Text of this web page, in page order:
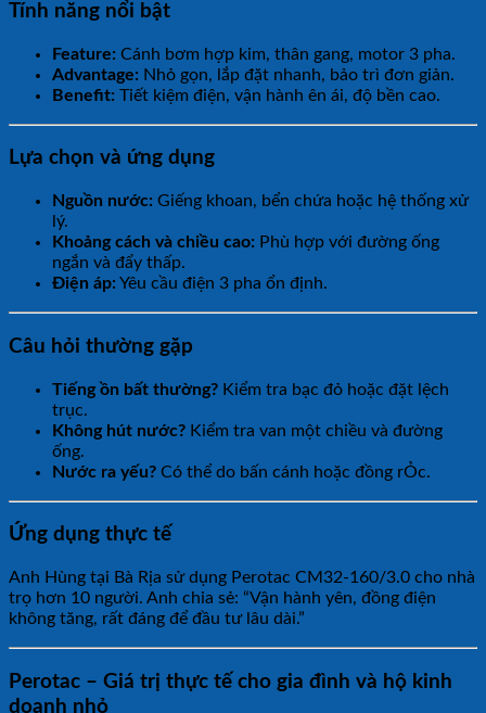
Tính năng nổi bật
Feature: Cánh bơm hợp kim, thân gang, motor 3 pha.
Advantage: Nhỏ gọn, lắp đặt nhanh, bảo trì đơn giản.
Benefit: Tiết kiệm điện, vận hành ên ái, độ bền cao.
Lựa chọn và ứng dụng
Nguồn nước: Giếng khoan, bển chứa hoặc hệ thống xử
lý.
Khoảng cách và chiều cao: Phù hợp với đường ống
ngắn và đẩy thấp.
Điện áp: Yêu cầu điện 3 pha ổn định.
Câu hỏi thường gặp
Tiếng ồn bất thường? Kiểm tra bạc đỏ hoặc đặt lệch
trục.
Không hút nước? Kiểm tra van một chiều và đường
ống.
Nước ra yếu? Có thể do bấn cánh hoặc đồng rỎc.
Ứng dụng thực tế
Anh Hùng tại Bà Rịa sử dụng Perotac CM32-160/3.0 cho nhà
trọ hơn 10 người. Anh chia sẻ: “Vận hành yên, đồng điện
không tăng, rất đáng để đầu tư lâu dài.”
Perotac – Giá trị thực tế cho gia đình và hộ kinh
doanh nhỏ